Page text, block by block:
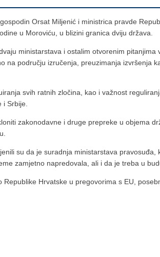
Orsat Miljenić i ministrica pravde
u Moroviću, u blizini granica dviju država.
ministarstava i ostalim otvorenim pitanjima
na području izručenja, preuzimanja izvršenja
svih ratnih zločina, kao i važnost
Srbije.
zakonodavne i druge prepreke u objema
su da je suradnja ministarstava pravosuđa,
zamjetno napredovala, ali i da je treba u
Hrvatske u pregovorima s EU,